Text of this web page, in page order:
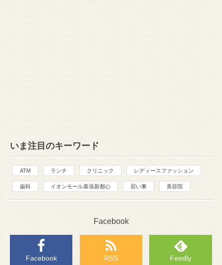
いま注目のキーワード
ATM ランチ クリニック レディースファッション
歯科 イオンモール幕張新都心 習い事 美容院
Facebook
Facebook RSS Feedly